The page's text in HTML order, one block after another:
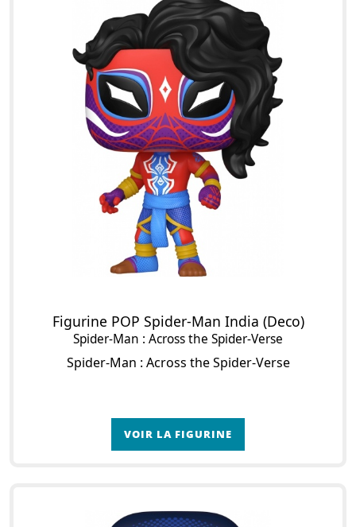
Figurine POP Spider-Man India (Deco)
Spider-Man : Across the Spider-Verse
Spider-Man : Across the Spider-Verse
VOIR LA FIGURINE